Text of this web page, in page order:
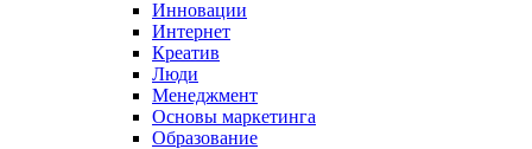
Инновации
Интернет
Креатив
Люди
Менеджмент
Основы маркетинга
Образование